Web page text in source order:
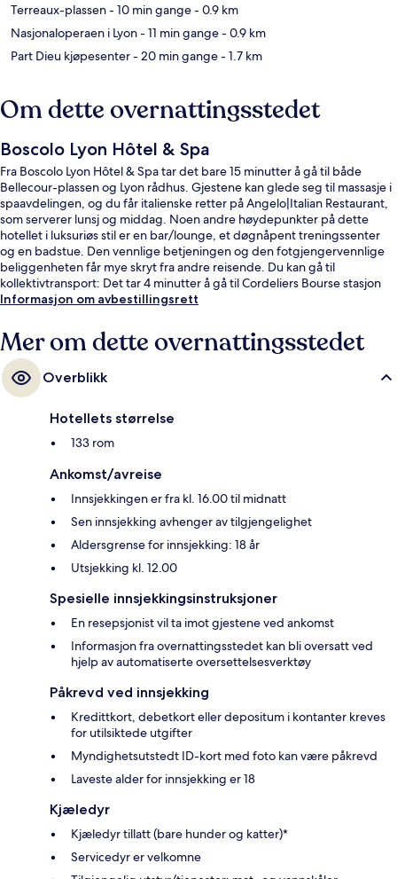
Terreaux-plassen- 10 min gange- 0.9 km
Nasjonaloperaen i Lyon- 11 min gange- 0.9 km
Part Dieu kjøpesenter- 20 min gange- 1.7 km
Om dette overnattingsstedet
Boscolo Lyon Hôtel & Spa
Fra Boscolo Lyon Hôtel & Spa tar det bare 15 minutter å gå til både
Bellecour-plassen og Lyon rådhus. Gjestene kan glede seg til massasje i
spaavdelingen, og du får italienske retter på Angelo|Italian Restaurant,
som serverer lunsj og middag. Noen andre høydepunkter på dette
hotellet i luksuriøs stil er en bar/lounge, et døgnåpent treningssenter
og en badstue. Den vennlige betjeningen og den fotgjengervennlige
beliggenheten får mye skryt fra andre reisende. Du kan gå til
kollektivtransport: Det tar 4 minutter å gå til Cordeliers Bourse stasjon
og 7 minutter å gå til Bellecour stasjon.
Informasjon om avbestillingsrett
Mer om dette overnattingsstedet
Overblikk
Hotellets størrelse
133 rom
Ankomst/avreise
Innsjekkingen er fra kl. 16.00 til midnatt
Sen innsjekking avhenger av tilgjengelighet
Aldersgrense for innsjekking: 18 år
Utsjekking kl. 12.00
Spesielle innsjekkingsinstruksjoner
En resepsjonist vil ta imot gjestene ved ankomst
Informasjon fra overnattingsstedet kan bli oversatt ved
hjelp av automatiserte oversettelsesverktøy
Påkrevd ved innsjekking
Kredittkort, debetkort eller depositum i kontanter kreves
for utilsiktede utgifter
Myndighetsutstedt ID-kort med foto kan være påkrevd
Laveste alder for innsjekking er 18
Kjæledyr
Kjæledyr tillatt (bare hunder og katter)*
Servicedyr er velkomne